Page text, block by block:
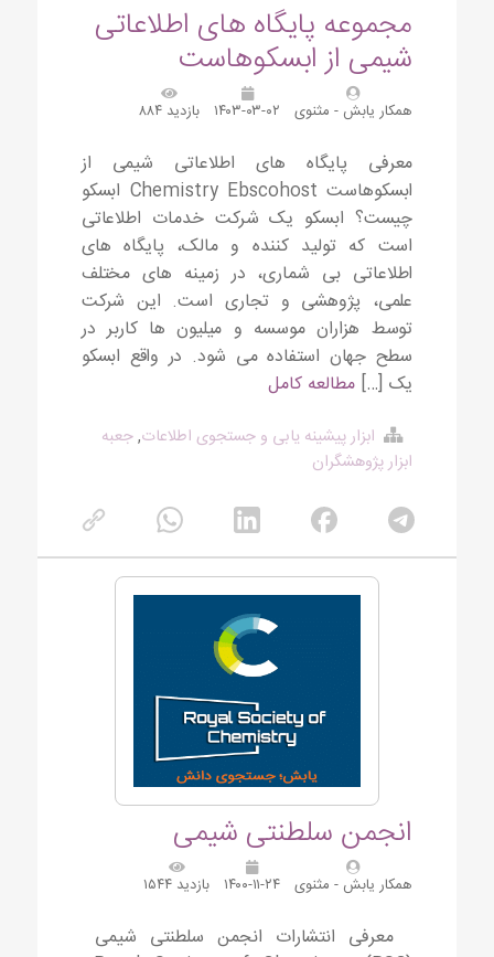
مجموعه پایگاه های اطلاعاتی
شیمی از ابسکوهاست
همکار یابش - مثنوی ۱۴۰۳-۰۳-۰۲ بازدید ۸۸۴
معرفی پایگاه های اطلاعاتی شیمی از
ابسکوهاست Chemistry Ebscohost ابسکو
چیست؟ ابسکو یک شرکت خدمات اطلاعاتی
است که تولید کننده و مالک، پایگاه های
اطلاعاتی بی شماری، در زمینه های مختلف
علمی، پژوهشی و تجاری است. این شرکت
توسط هزاران موسسه و میلیون ها کاربر در
سطح جهان استفاده می شود. در واقع ابسکو
یک […]مطالعه کامل
ابزار پیشینه یابی و جستجوی اطلاعات,جعبه
ابزار پژوهشگران
انجمن سلطنتی شیمی
همکار یابش - مثنوی ۱۴۰۰-۱۱-۲۴ بازدید ۱۵۴۴
معرفی انتشارات انجمن سلطنتی شیمی